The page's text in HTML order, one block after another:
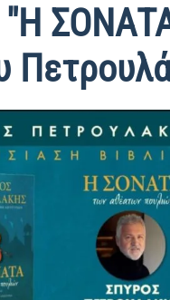
"Η